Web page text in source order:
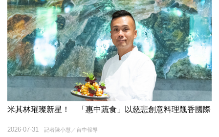
米其林璀璨新星！ 「惠中蔬食」以慈悲創意料理飄香國際
記者陳小慧／台中報導
2026-07-31